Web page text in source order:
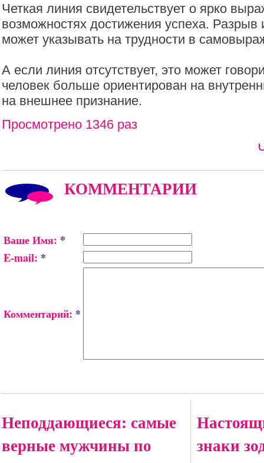
Четкая линия свидетельствует о ярко
возможностях достижения успеха. Разрыв
может указывать на трудности в
А если линия отсутствует, это может
человек больше ориентирован на
на внешнее признание.
Просмотрено 1346 раз
КОММЕНТАРИИ
Ваше Имя: *
E-mail: *
Комментарий: *
Неподдающиеся: самые
верные мужчины по
знаки